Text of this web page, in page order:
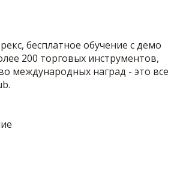
бесплатное обучение с демо
200 торговых инструментов,
международных наград - это все